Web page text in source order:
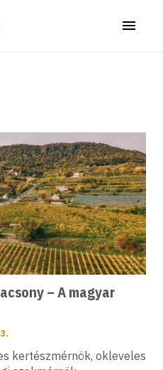
Menü
– A magyar
kertészmérnök, okleveles